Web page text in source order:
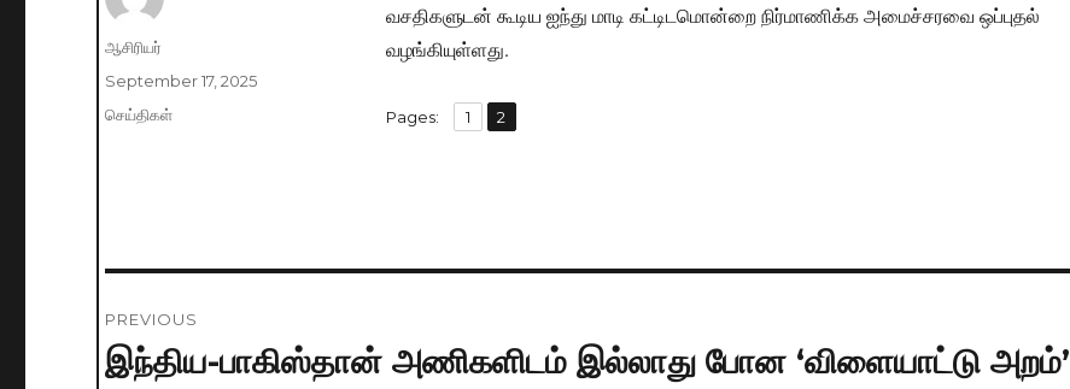
வசதிகளுடன் கூடிய ஐந்து மாடி கட்டிடமொன்றை நிர்மாணிக்க அமைச்சரவை ஒப்புதல்
வழங்கியுள்ளது.
Pages: Page
1 ,
Page
2
Author
ஆசிரியர்
Posted
on
September 17, 2025
Categories
செய்திகள்
navigation
PREVIOUS
Previous
இந்திய-பாகிஸ்தான் அணிகளிடம் இல்லாது போன ‘விளையாட்டு அறம்’